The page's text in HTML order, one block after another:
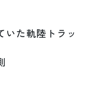
いた軌陸トラッ